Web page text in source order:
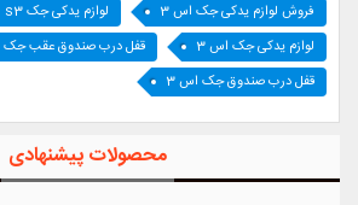
فروش لوازم یدکی جک اس 3
لوازم یدکی جک s3
لوازم یدکی جک اس 3
قفل درب صندوق عقب جک
قفل درب صندوق جک اس 3
محصولات پیشنهادی